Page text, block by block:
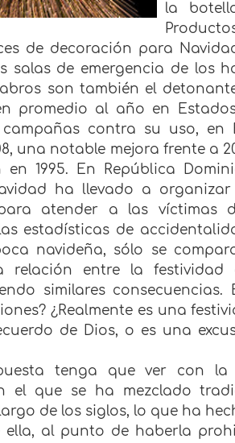
la
de decoración para
salas de emergencia de los
son también el
promedio al año en
contra su uso, en
una notable mejora frente a
1995. En República
ha llevado a
atender a las víctimas
estadísticas de
navideña, sólo se
relación entre la
similares
¿Realmente es una
de Dios, o es una
tenga que ver con
el que se ha mezclado
de los siglos, lo que ha
ella, al punto de haberla